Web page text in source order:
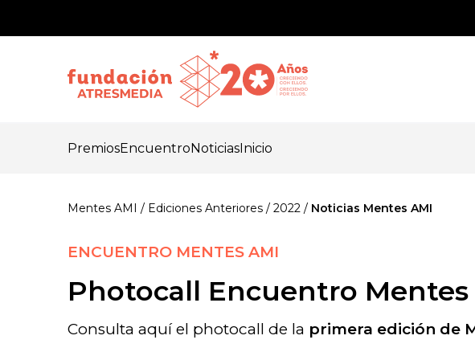
PremiosEncuentroNoticiasInicio
Mentes AMI Ediciones Anteriores 2022 Noticias Mentes AMI
ENCUENTRO MENTES AMI
Photocall Encuentro Mentes
Consulta aquí el photocall de la primera edición de